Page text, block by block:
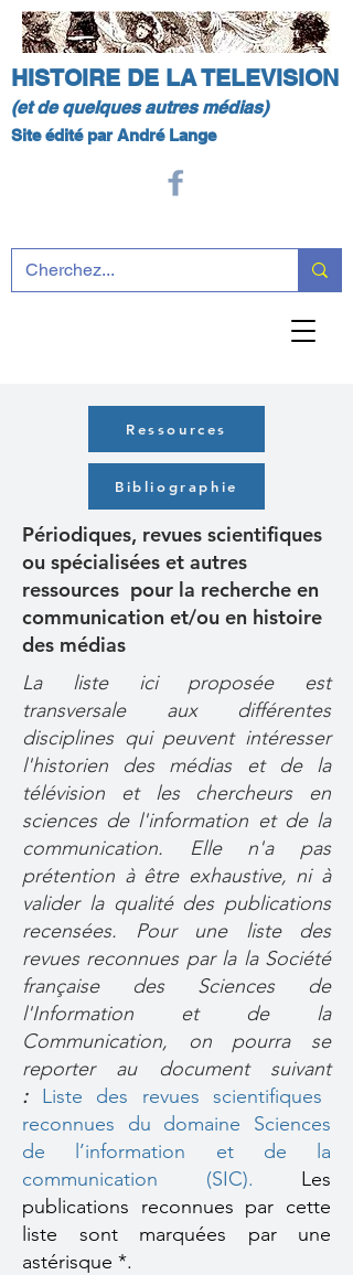
HISTOIRE DE LA TELEVISION
(et de quelques autres médias)
Site édité par André Lange
Ressources
Bibliographie
Périodiques, revues scientifiques
ou spécialisées et autres
ressources pour la recherche en
communication et/ou en histoire
des médias
La liste ici proposée est
transversale aux différentes
disciplines qui peuvent intéresser
l'historien des médias et de la
télévision et les chercheurs en
sciences de l'information et de la
communication. Elle n'a pas
prétention à être exhaustive, ni à
valider la qualité des publications
recensées. Pour une liste des
revues reconnues par la la Société
française des Sciences de
l'Information et de la
Communication, on pourra se
reporter au document suivant
: Liste des revues scientifiques
reconnues du domaine Sciences
de l’information et de la
communication (SIC). Les
publications reconnues par cette
liste sont marquées par une
astérisque *.